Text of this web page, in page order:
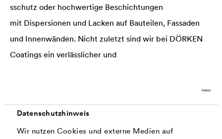
Datenschutzhinweis
Wir nutzen Cookies und externe Medien auf
sschutz oder hochwertige Beschichtungen
mit Dispersionen und Lacken auf Bauteilen, Fassaden
und Innenwänden. Nicht zuletzt sind wir bei DÖRKEN
Coatings ein verlässlicher und
Mehr über DÖRKEN Coatings